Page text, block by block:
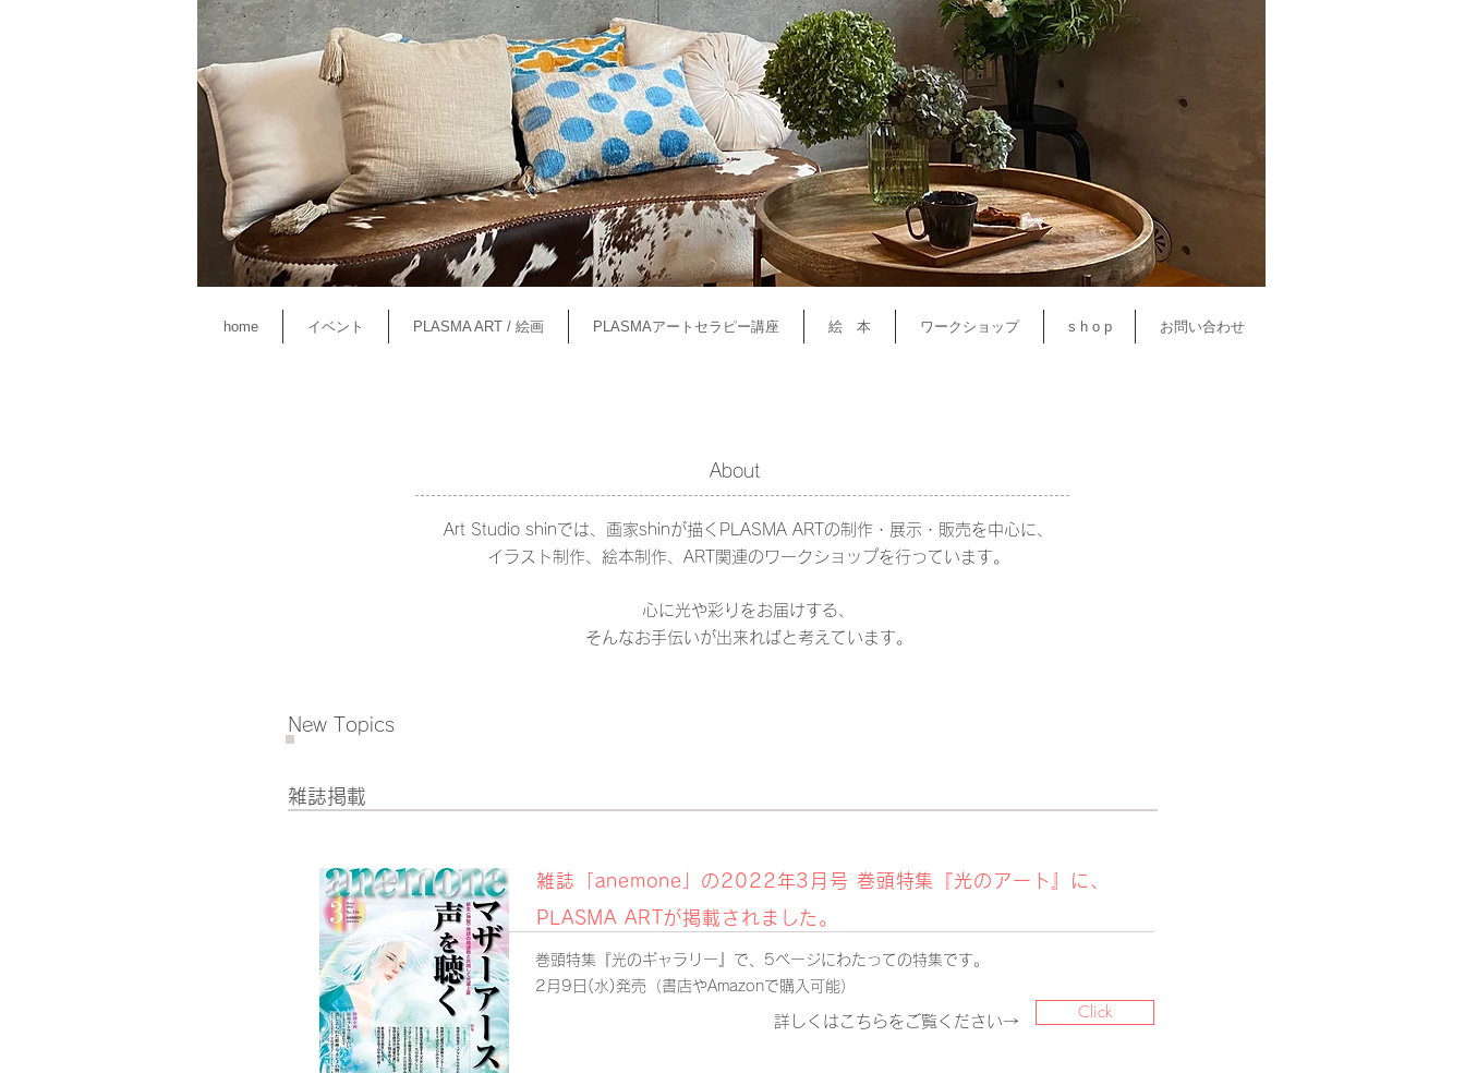
home イベント PLASMA ART / 絵画 PLASMAアートセラピー講座 絵 本 ワークショップ s h o p お問い合わせ
About
Art Studio shinでは、画家shinが描くPLASMA ARTの制作・展示・販売を中心に、
イラスト制作、絵本制作、 ART関連のワークショップを行っています。
心に光や彩りをお届けする、
そんなお手伝いが出来ればと考えています。
New Topics
​雑誌掲載
雑誌「anemone」の2022年3月号 巻頭特集『光のアート』に、
PLASMA ARTが掲載されました。
巻頭特集『光のギャラリー』で、5ページにわたっての特集です。
2月9日(水)発売（書店やAmazonで購入可能）
詳しくはこちらをご覧ください→ Click